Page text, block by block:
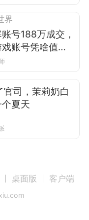
界
号188万成交，
账号凭啥值
官司，茉莉奶白
夏天
桌面版 客户端